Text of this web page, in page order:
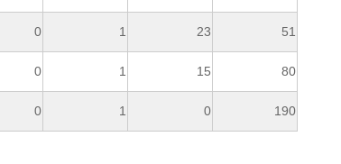
0 1 23 51
0 1 15 80
0 1 0 190